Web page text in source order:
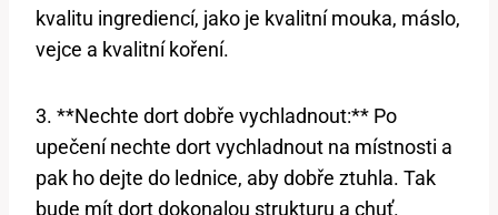
⁣kvalitu ingrediencí, jako je kvalitní mouka, máslo,
vejce a kvalitní koření.
3.⁤ **Nechte dort ⁢dobře vychladnout:** Po
upečení⁣ nechte dort vychladnout na místnosti a
⁤pak ho dejte do lednice, aby dobře ​ztuhla. Tak
bude ⁢mít dort dokonalou strukturu​ a chuť.